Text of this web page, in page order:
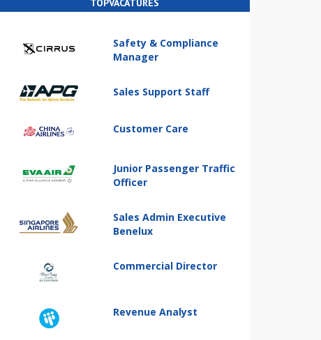
TOPVACATURES
Safety & Compliance
Manager
Sales Support Staff
Customer Care
Junior Passenger Traffic
Officer
Sales Admin Executive
Benelux
Commercial Director
Revenue Analyst